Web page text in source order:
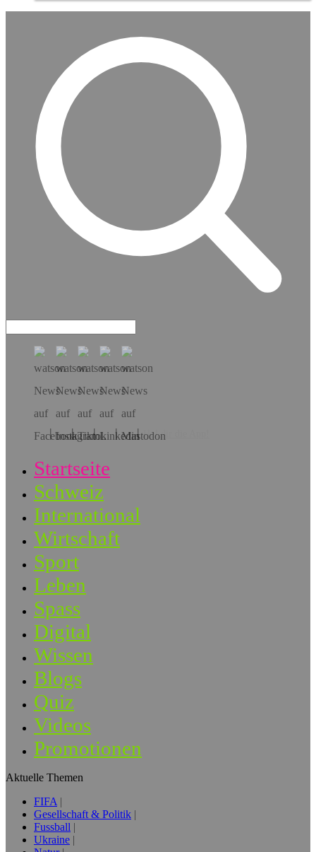
Hol dir die App!
Startseite
Schweiz
International
Wirtschaft
Sport
Leben
Spass
Digital
Wissen
Blogs
Quiz
Videos
Promotionen
Aktuelle Themen
FIFA
Gesellschaft & Politik
Fussball
Ukraine